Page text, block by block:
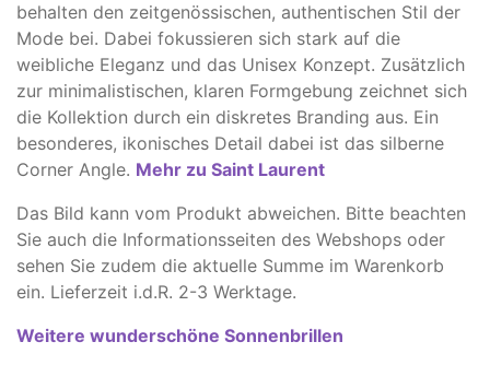
behalten den zeitgenössischen, authentischen Stil der
Mode bei. Dabei fokussieren sich stark auf die
weibliche Eleganz und das Unisex Konzept. Zusätzlich
zur minimalistischen, klaren Formgebung zeichnet sich
die Kollektion durch ein diskretes Branding aus. Ein
besonderes, ikonisches Detail dabei ist das silberne
Corner Angle. Mehr zu Saint Laurent
Das Bild kann vom Produkt abweichen. ​Bitte beachten
Sie auch die Informationsseiten des Webshops oder
sehen Sie zudem die aktuelle Summe im Warenkorb
ein. Lieferzeit i.d.R. 2-3 Werktage.
Weitere wunderschöne Sonnenbrillen